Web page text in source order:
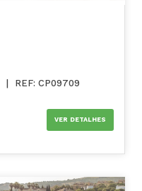
REF: CP09709
VER DETALHES